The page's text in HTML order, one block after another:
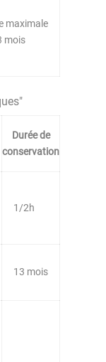
maximale
mois
Durée de
conservation
1/2h
13 mois